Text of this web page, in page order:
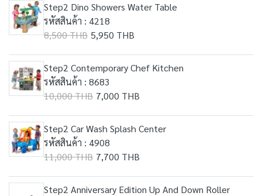
Step2 Dino Showers Water Table
รหัสสินค้า : 4218
8,500 THB 5,950 THB
Step2 Contemporary Chef Kitchen
รหัสสินค้า : 8683
10,000 THB 7,000 THB
Step2 Car Wash Splash Center
รหัสสินค้า : 4908
11,000 THB 7,700 THB
Step2 Anniversary Edition Up And Down Roller